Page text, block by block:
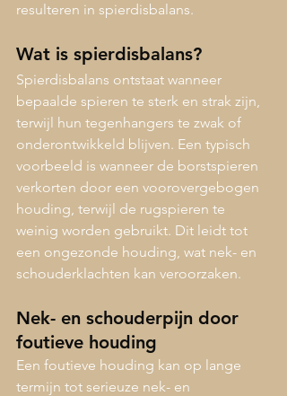
resulteren in spierdisbalans.
Wat is spierdisbalans?
Spierdisbalans ontstaat wanneer
bepaalde spieren te sterk en strak zijn,
terwijl hun tegenhangers te zwak of
onderontwikkeld blijven. Een typisch
voorbeeld is wanneer de borstspieren
verkorten door een voorovergebogen
houding, terwijl de rugspieren te
weinig worden gebruikt. Dit leidt tot
een ongezonde houding, wat nek- en
schouderklachten kan veroorzaken.
Nek- en schouderpijn door
foutieve houding
Een foutieve houding kan op lange
termijn tot serieuze nek- en